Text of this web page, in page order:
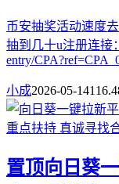
币安抽奖活动速度
抽到几十u注册连接
entry/
小成2026-05-14
置顶向日葵